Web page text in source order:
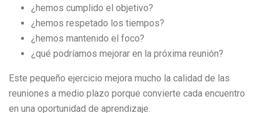
¿hemos cumplido el objetivo?
¿hemos respetado los tiempos?
¿hemos mantenido el foco?
¿qué podríamos mejorar en la próxima reunión?
Este pequeño ejercicio mejora mucho la calidad de las
reuniones a medio plazo porque convierte cada encuentro
en una oportunidad de aprendizaje.